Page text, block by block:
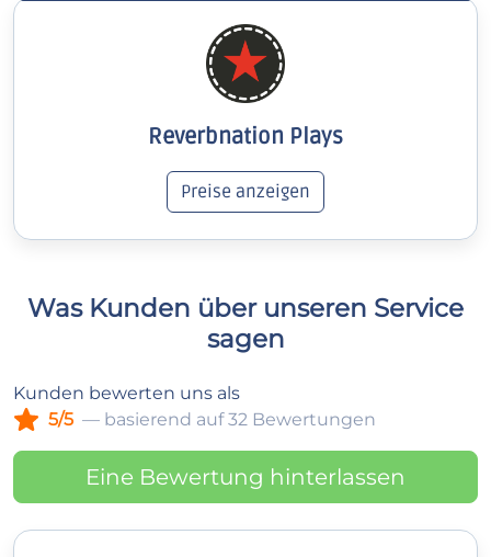
Reverbnation Plays
Preise anzeigen
Was Kunden über unseren Service
sagen
Kunden bewerten uns als
5/5 — basierend auf 32 Bewertungen
Eine Bewertung hinterlassen